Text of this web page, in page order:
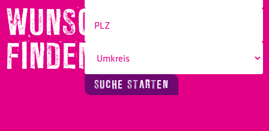
WUNSCHBERUF
FINDEN!
SUCHE STARTEN